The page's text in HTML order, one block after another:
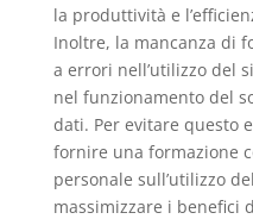
la produttività e
Inoltre, la mancanza di
a errori nell’utilizzo del
nel funzionamento del
dati. Per evitare questo
fornire una formazione
personale sull’utilizzo
massimizzare i benefici